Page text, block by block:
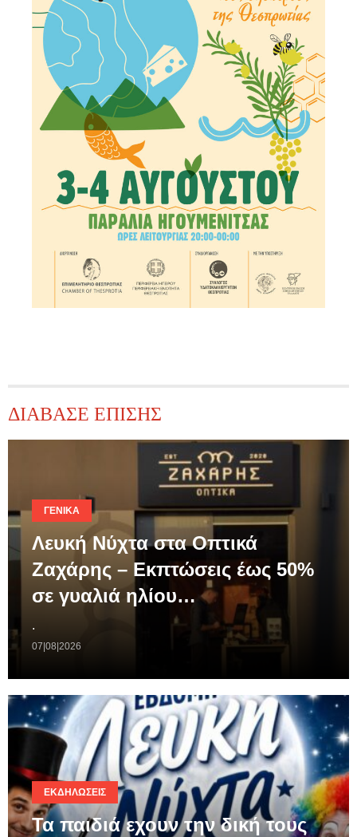
ΔΙΑΒΑΣΕ ΕΠΙΣΗΣ
ΓΕΝΙΚΆ
Λευκή Νύχτα στα Οπτικά
Ζαχάρης – Εκπτώσεις έως 50%
σε γυαλιά ηλίου…
.
07|08|2026
ΕΚΔΗΛΏΣΕΙΣ
Τα παιδιά εχουν την δική τους